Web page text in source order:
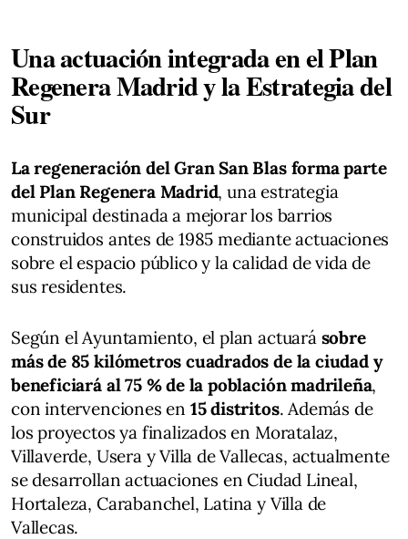
Una actuación integrada en el Plan
Regenera Madrid y la Estrategia del
Sur
La regeneración del Gran San Blas forma parte
del Plan Regenera Madrid, una estrategia
municipal destinada a mejorar los barrios
construidos antes de 1985 mediante actuaciones
sobre el espacio público y la calidad de vida de
sus residentes.
Según el Ayuntamiento, el plan actuará sobre
más de 85 kilómetros cuadrados de la ciudad y
beneficiará al 75 % de la población madrileña,
con intervenciones en 15 distritos. Además de
los proyectos ya finalizados en Moratalaz,
Villaverde, Usera y Villa de Vallecas, actualmente
se desarrollan actuaciones en Ciudad Lineal,
Hortaleza, Carabanchel, Latina y Villa de
Vallecas.